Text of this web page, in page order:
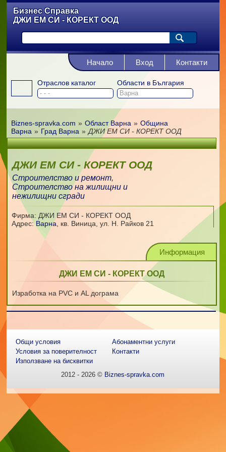
Бизнес Справка
ДЖИ ЕМ СИ - КОРЕКТ ООД
Отраслов каталог Области в България
Начало Вход Контакти
Biznes-spravka.com » Област Варна » Община
Варна » Град Варна » ДЖИ ЕМ СИ - КОРЕКТ ООД
ДЖИ ЕМ СИ - КОРЕКТ ООД
Строителство и ремонт,
Строителство на жилищни и
нежилищни сгради
Фирма: ДЖИ ЕМ СИ - КОРЕКТ ООД
Адрес:Варна кв. Виница, ул. Н. Райков 21
Информация
ДЖИ ЕМ СИ - КОРЕКТ ООД
Изработка на PVC и AL дограма
Общи условия
Условия за поверителност
Използване на бисквитки
Абонаментни услуги
Контакти
2012 - 2026 © Biznes-spravka.com